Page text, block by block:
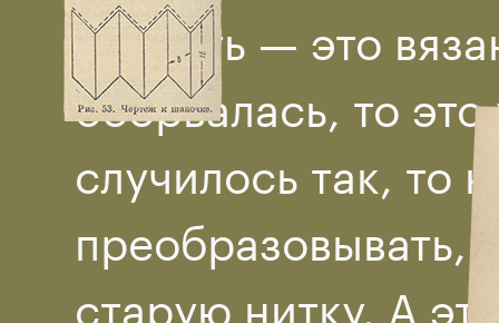
Радость — это
оборвалась, то
случилось так, то
прeобразовывать,
старую нитку. А